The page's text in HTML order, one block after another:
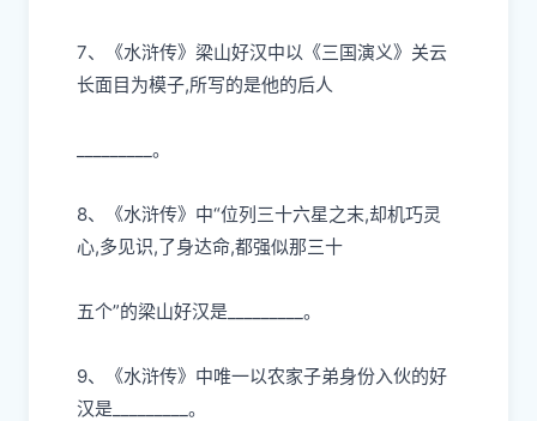
7、《⽔浒传》梁⼭好汉中以《三国演义》关云
⻓⾯⽬为模⼦,所写的是他的后⼈
_________。
8、《⽔浒传》中“位列三⼗六星之末,却机巧灵
⼼,多⻅识,了身达命,都强似那三⼗
五个”的梁⼭好汉是 _________。
9、《⽔浒传》中唯⼀以农家⼦弟身份⼊伙的好
汉是 _________。